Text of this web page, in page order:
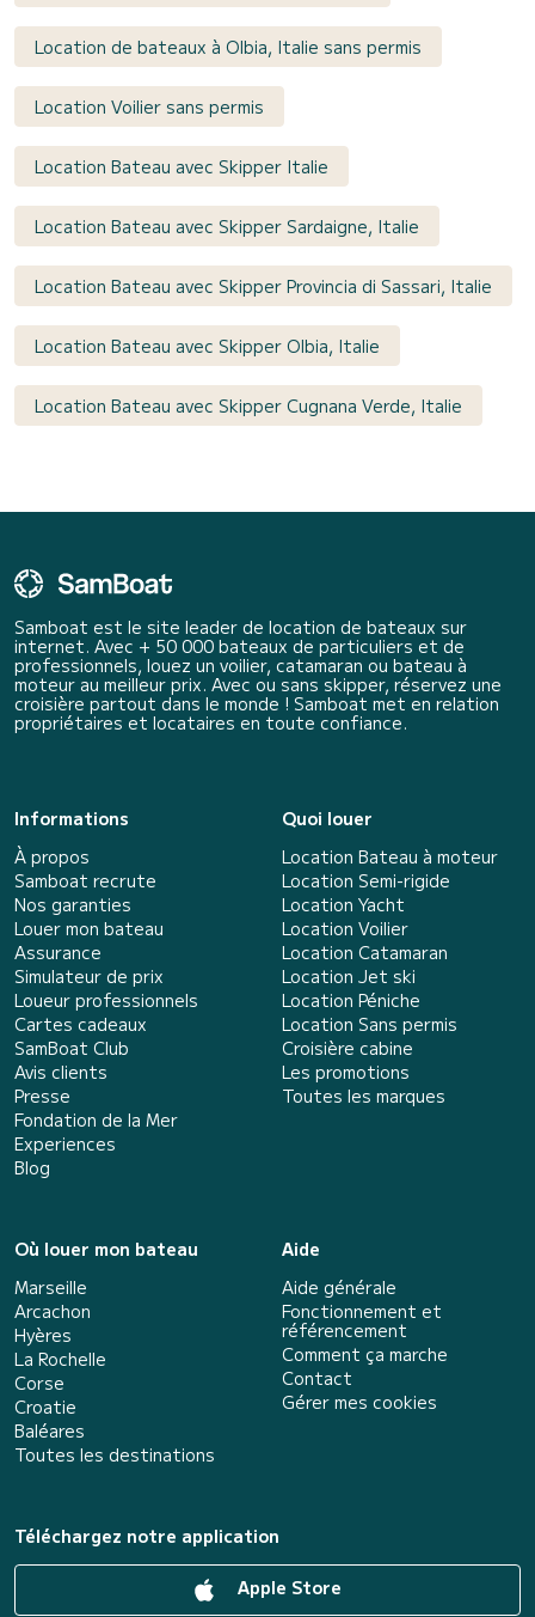
Location de bateaux à Olbia, Italie sans permis
Location Voilier sans permis
Location Bateau avec Skipper Italie
Location Bateau avec Skipper Sardaigne, Italie
Location Bateau avec Skipper Provincia di Sassari, Italie
Location Bateau avec Skipper Olbia, Italie
Location Bateau avec Skipper Cugnana Verde, Italie
Samboat est le site leader de location de bateaux sur
internet. Avec + 50 000 bateaux de particuliers et de
professionnels, louez un voilier, catamaran ou bateau à
moteur au meilleur prix. Avec ou sans skipper, réservez une
croisière partout dans le monde ! Samboat met en relation
propriétaires et locataires en toute confiance.
Informations
À propos
Samboat recrute
Nos garanties
Louer mon bateau
Assurance
Simulateur de prix
Loueur professionnels
Cartes cadeaux
SamBoat Club
Avis clients
Presse
Fondation de la Mer
Experiences
Blog
Quoi louer
Location Bateau à moteur
Location Semi-rigide
Location Yacht
Location Voilier
Location Catamaran
Location Jet ski
Location Péniche
Location Sans permis
Croisière cabine
Les promotions
Toutes les marques
Où louer mon bateau
Marseille
Arcachon
Hyères
La Rochelle
Corse
Croatie
Baléares
Toutes les destinations
Aide
Aide générale
Fonctionnement et
référencement
Comment ça marche
Contact
Gérer mes cookies
Téléchargez notre application
Apple Store